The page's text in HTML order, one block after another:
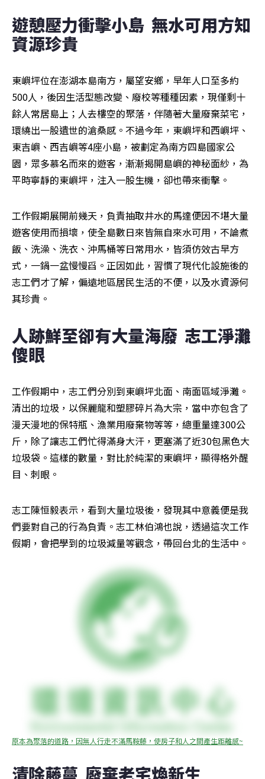
遊憩壓力衝擊小島  無水可用方知
資源珍貴
東嶼坪位在澎湖本島南方，屬望安鄉，早年人口至多約
500人，後因生活型態改變、廢校等種種因素，現僅剩十
餘人常居島上；人去樓空的聚落，伴隨著大量廢棄菜宅，
環繞出一股遺世的滄桑感。不過今年，東嶼坪和西嶼坪、
東吉嶼、西吉嶼等4座小島，被劃定為南方四島國家公
園，眾多慕名而來的遊客，漸漸揭開島嶼的神秘面紗，為
平時寧靜的東嶼坪，注入一股生機，卻也帶來衝擊。
工作假期展開前幾天，負責抽取井水的馬達便因不堪大量
遊客使用而損壞，使全島數日來皆無自來水可用，不論煮
飯、洗澡、洗衣、沖馬桶等日常用水，皆須仿效古早方
式，一鍋一盆慢慢舀。正因如此，習慣了現代化設施後的
志工們才了解，偏遠地區居民生活的不便，以及水資源何
其珍貴。
人跡鮮至卻有大量海廢  志工淨灘
傻眼
工作假期中，志工們分別到東嶼坪北面、南面區域淨灘。
清出的垃圾，以保麗龍和塑膠碎片為大宗，當中亦包含了
漫天漫地的保特瓶、漁業用廢棄物等等，總重量達300公
斤，除了讓志工們忙得滿身大汗，更塞滿了近30包黑色大
垃圾袋。這樣的數量，對比於純潔的東嶼坪，顯得格外醒
目、刺眼。
志工陳恒毅表示，看到大量垃圾後，發現其中意義便是我
們要對自己的行為負責。志工林伯鴻也說，透過這次工作
假期，會把學到的垃圾減量等觀念，帶回台北的生活中。
原本為聚落的道路，因無人行走不滿馬鞍藤，使房子和人之間產生距離感~
清除藤蔓  廢棄老宅煥新生